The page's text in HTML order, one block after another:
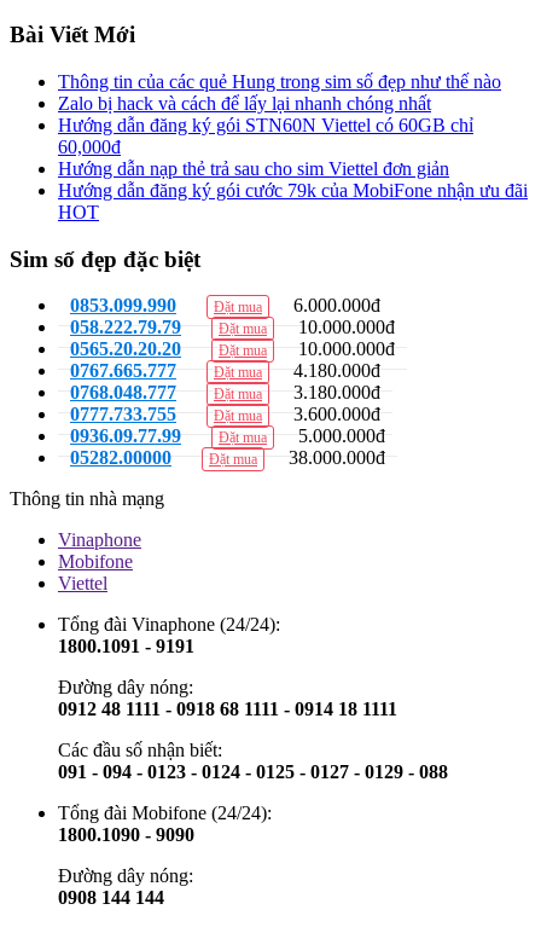
Bài Viết Mới
Thông tin của các quẻ Hung trong sim số đẹp như thế nào
Zalo bị hack và cách để lấy lại nhanh chóng nhất
Hướng dẫn đăng ký gói STN60N Viettel có 60GB chỉ
60,000đ
Hướng dẫn nạp thẻ trả sau cho sim Viettel đơn giản
Hướng dẫn đăng ký gói cước 79k của MobiFone nhận ưu đãi
HOT
Sim số đẹp đặc biệt
0853.099.990 Đặt mua
6.000.000đ
058.222.79.79
Đặt mua
10.000.000đ
0565.20.20.20
Đặt mua
10.000.000đ
0767.665.777
Đặt mua
4.180.000đ
0768.048.777
Đặt mua
3.180.000đ
0777.733.755
Đặt mua
3.600.000đ
0936.09.77.99
Đặt mua
5.000.000đ
05282.00000
Đặt mua
38.000.000đ
Thông tin nhà mạng
Vinaphone
Mobifone
Viettel
Tổng đài Vinaphone (24/24):
1800.1091 - 9191
Đường dây nóng:
0912 48 1111 - 0918 68 1111 - 0914 18 1111
Các đầu số nhận biết:
091 - 094 - 0123 - 0124 - 0125 - 0127 - 0129 - 088
Tổng đài Mobifone (24/24):
1800.1090 - 9090
Đường dây nóng:
0908 144 144